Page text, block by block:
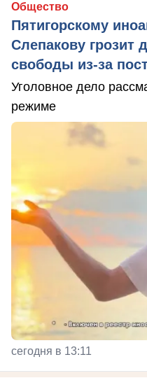
Общество
Пятигорскому
Слепакову грозит
свободы из-за
Уголовное дело
режиме
сегодня в 13:11